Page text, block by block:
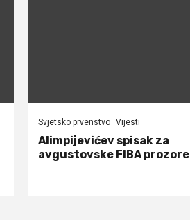
Svjetsko prvenstvo Vijesti
Alimpijevićev spisak za
avgustovske FIBA prozore